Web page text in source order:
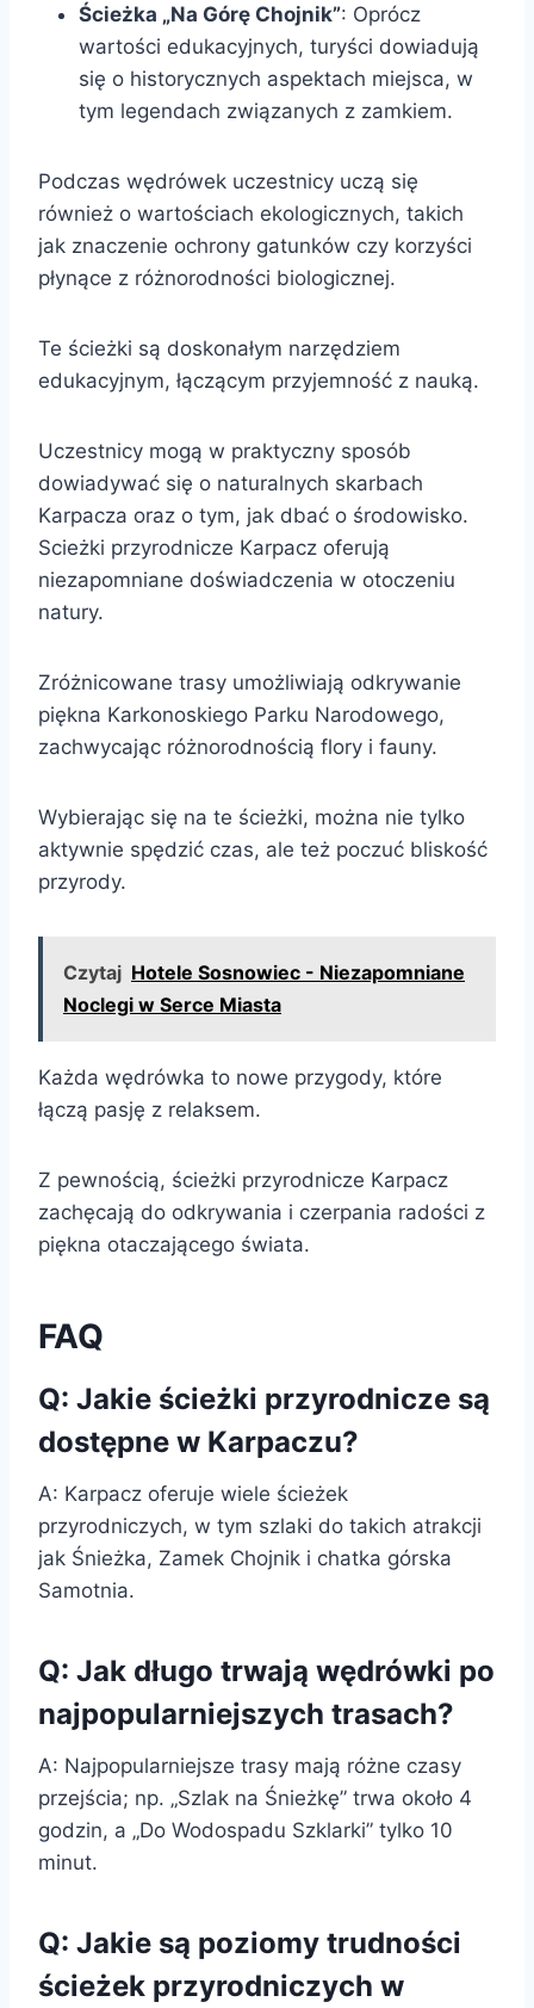
Ścieżka „Na Górę Chojnik”: Oprócz
wartości edukacyjnych, turyści dowiadują
się o historycznych aspektach miejsca, w
tym legendach związanych z zamkiem.
Podczas wędrówek uczestnicy uczą się
również o wartościach ekologicznych, takich
jak znaczenie ochrony gatunków czy korzyści
płynące z różnorodności biologicznej.
Te ścieżki są doskonałym narzędziem
edukacyjnym, łączącym przyjemność z nauką.
Uczestnicy mogą w praktyczny sposób
dowiadywać się o naturalnych skarbach
Karpacza oraz o tym, jak dbać o środowisko.
Scieżki przyrodnicze Karpacz oferują
niezapomniane doświadczenia w otoczeniu
natury.
Zróżnicowane trasy umożliwiają odkrywanie
piękna Karkonoskiego Parku Narodowego,
zachwycając różnorodnością flory i fauny.
Wybierając się na te ścieżki, można nie tylko
aktywnie spędzić czas, ale też poczuć bliskość
przyrody.
Czytaj Hotele Sosnowiec - Niezapomniane
Noclegi w Serce Miasta
Każda wędrówka to nowe przygody, które
łączą pasję z relaksem.
Z pewnością, ścieżki przyrodnicze Karpacz
zachęcają do odkrywania i czerpania radości z
piękna otaczającego świata.
FAQ
Q: Jakie ścieżki przyrodnicze są
dostępne w Karpaczu?
A: Karpacz oferuje wiele ścieżek
przyrodniczych, w tym szlaki do takich atrakcji
jak Śnieżka, Zamek Chojnik i chatka górska
Samotnia.
Q: Jak długo trwają wędrówki po
najpopularniejszych trasach?
A: Najpopularniejsze trasy mają różne czasy
przejścia; np. „Szlak na Śnieżkę” trwa około 4
godzin, a „Do Wodospadu Szklarki” tylko 10
minut.
Q: Jakie są poziomy trudności
ścieżek przyrodniczych w